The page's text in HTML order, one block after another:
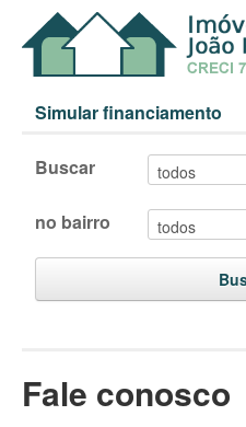
Simular financiamento
Buscar
no bairro
Fale conosco